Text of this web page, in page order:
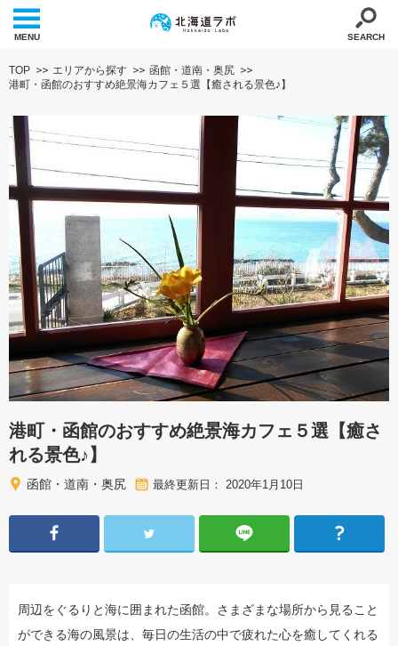
MENU SEARCH
TOP エリアから探す
函館・道南・奥尻
港町・函館のおすすめ絶景海カフェ５選【癒される景色♪】
港町・函館のおすすめ絶景海カフェ５選【癒さ
れる景色♪】
函館・道南・奥尻 最終更新日： 2020年1月10日
周辺をぐるりと海に囲まれた函館。さまざまな場所から見ること
ができる海の風景は、毎日の生活の中で疲れた心を癒してくれる